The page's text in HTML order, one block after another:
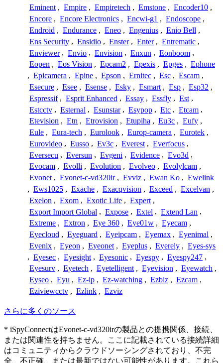
Eminent , Empire , Empiretech , Emstone , Encoder10 ,
Encore , Encore Electronics , Encwi-g1 , Endoscope ,
Endroid , Endurance , Eneo , Engenius , Enio Bell ,
Ens Security , Ensidio , Enster , Enter , Entrematic ,
Enviewer , Envio , Envision , Enxun , Eonboom ,
Eopen , Eos Vision , Epcam2 , Epexis , Epges , Ephone
, Epicamera , Epine , Epson , Ernitec , Esc , Escam ,
Esecure , Esee , Esense , Esky , Esmart , Esp , Esp32 ,
Espressif , Esprit Enhanced , Essay , Essfly , Est ,
Estcctv , Esternal , Esunstar , Esypop , Etc , Etcam ,
Etevision , Etn , Etrovision , Etupiha , Eu3c , Eufy ,
Eule , Eura-tech , Eurolook , Europ-camera , Eurotek ,
Eurovideo , Eusso , Ev3c , Everest , Everfocus ,
Eversecu , Eversun , Evgeni , Evidence , Evo3d ,
Evocam , Evolli , Evolution , Evolveo , Evolylcam ,
Evonet , Evonet-c-vd320ir , Evviz , Ewan Ko , Ewelink
, Ews1025 , Exache , Exacqvision , Exceed , Excelvan ,
Exelon , Exom , Exotic Life , Expert ,
Export Import Global , Expose , Extel , Extend Lan ,
Extreme , Extron , Eye 360 , Eye01w , Eyecam ,
Eyecloud , Eyeguard , Eyeipcam , Eyemax , Eyenimal ,
Eyenix , Eyeon , Eyeonet , Eyeplus , Eyerely , Eyes-sys
, Eyesec , Eyesight , Eyesonic , Eyespy , Eyespy247 ,
Eyesurv , Eyetech , Eyetelligent , Eyevision , Eyewatch ,
Eyseo , Eyu , Ez-ip , Ez-watching , Ezbiz , Ezcam ,
Eziviewcctv , Ezlink , Ezviz
さらに多くのソース
* iSpyConnectはEvonet-c-vd320irの製品との提携関係、接続、
または関連性を持ちません。ここに記載されている接続詳細
はコミュニティからクラウドソーシングされており、不完
全、不正確、または最新ではない可能性があります。これら